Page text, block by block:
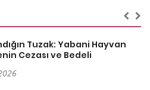
Tuzak: Yabani Hayvan
Cezası ve Bedeli